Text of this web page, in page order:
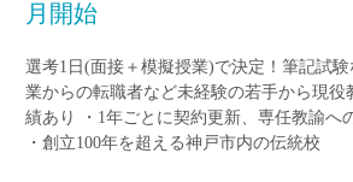
月開始
選考1日(面接＋模擬授業)で決定！筆記試
業からの転職者など未経験の若手から現役
績あり ・1年ごとに契約更新、専任教諭へ
・創立100年を超える神戸市内の伝統校